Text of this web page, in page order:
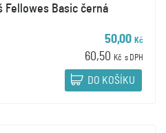
Fellowes Basic černá
50,00 Kč
60,50 Kč s DPH
DO KOŠÍKU